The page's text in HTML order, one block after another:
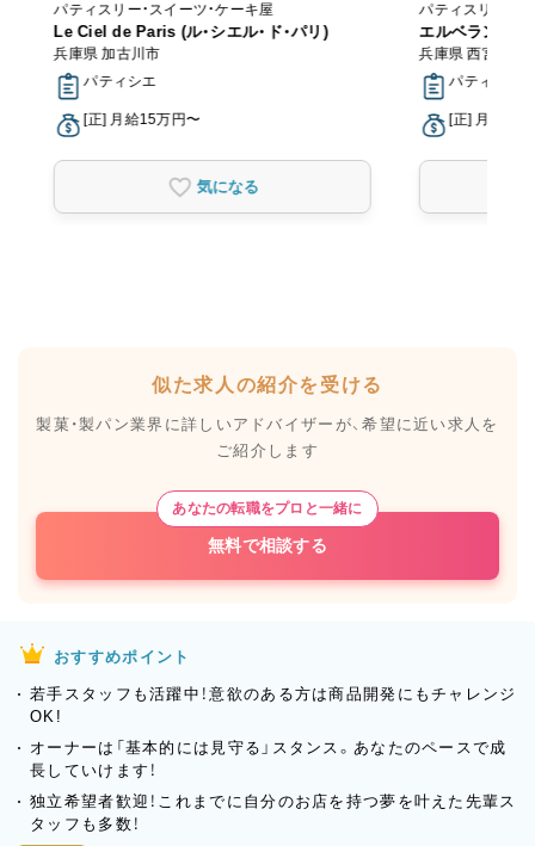
パティスリー・スイーツ・ケーキ屋
Le Ciel de Paris (ル・シエル・ド・パリ)
兵庫県 加古川市
パティシエ
[正] 月給15万円〜
気になる
パティスリー・ス
エルベラン
兵庫県 西宮市
パティシエ
[正] 月給22
似た求人の紹介を受ける
製菓・製パン業界に詳しいアドバイザーが、希望に近い求人を
ご紹介します
あなたの転職をプロと一緒に
無料で相談する
おすすめポイント
若手スタッフも活躍中！意欲のある方は商品開発にもチャレンジ
OK!
オーナーは「基本的には見守る」スタンス。あなたのペースで成
長していけます！
独立希望者歓迎！これまでに自分のお店を持つ夢を叶えた先輩ス
タッフも多数！